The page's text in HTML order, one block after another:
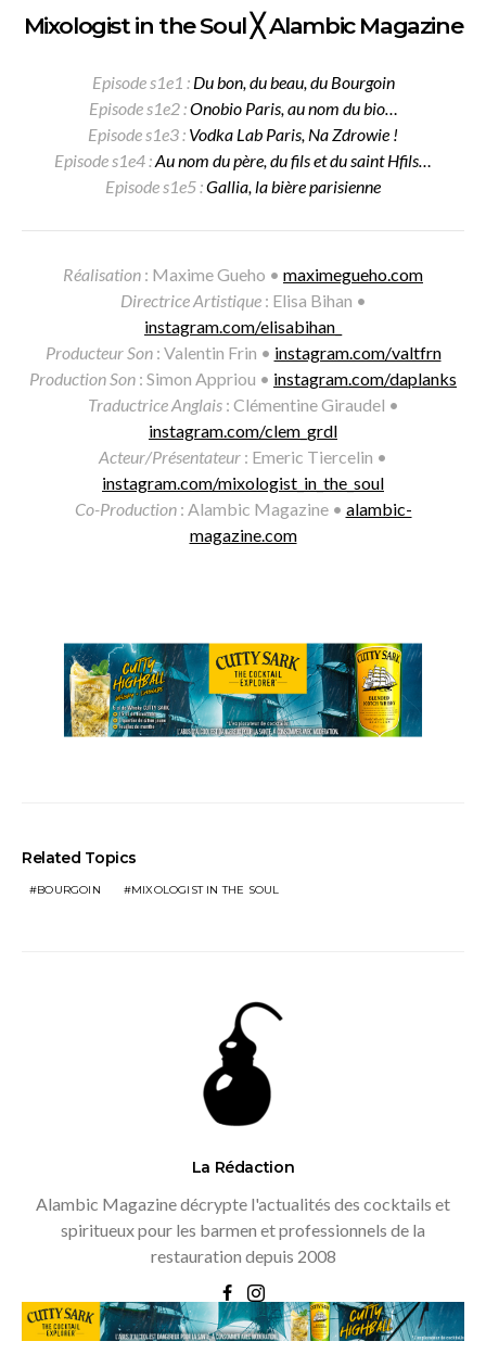
Mixologist in the Soul ╳ Alambic Magazine
Episode s1e1 : Du bon, du beau, du Bourgoin
Episode s1e2 :Onobio Paris, au nom du bio…
Episode s1e3 : Vodka Lab Paris, Na Zdrowie !
Episode s1e4 :Au nom du père, du fils et du saint Hfils…
Episode s1e5 :Gallia, la bière parisienne
Réalisation : Maxime Gueho • maximegueho.com
Directrice Artistique: Elisa Bihan •
instagram.com/elisabihan_
Producteur Son: Valentin Frin • instagram.com/valtfrn
Production Son : Simon Appriou • instagram.com/daplanks
Traductrice Anglais: Clémentine Giraudel •
instagram.com/clem_grdl
Acteur/Présentateur : Emeric Tiercelin •
instagram.com/mixologist_in_the_soul
Co-Production: Alambic Magazine • alambic-
magazine.com
Related Topics
BOURGOIN MIXOLOGIST IN THE SOUL
La Rédaction
Alambic Magazine décrypte l'actualités des cocktails et
spiritueux pour les barmen et professionnels de la
restauration depuis 2008